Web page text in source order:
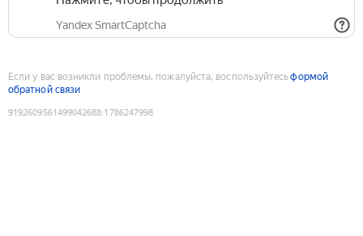
Yandex SmartCaptcha
Если у вас возникли проблемы, пожалуйста, воспользуйтесьформой
обратной связи
9192609561499042688:1786247998